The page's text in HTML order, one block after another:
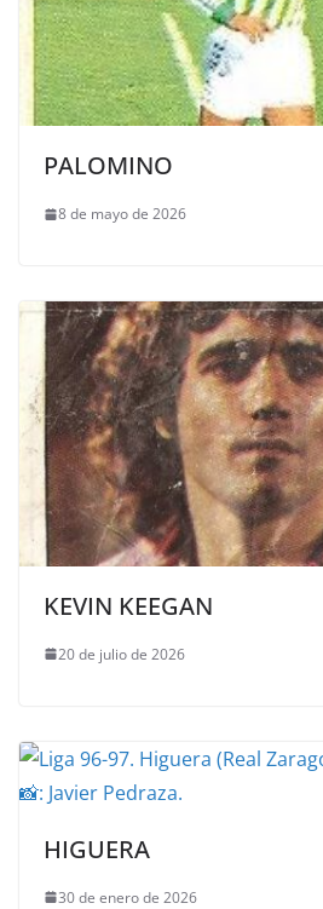
PALOMINO
8 de mayo de 2026
KEVIN KEEGAN
20 de julio de 2026
HIGUERA
30 de enero de 2026